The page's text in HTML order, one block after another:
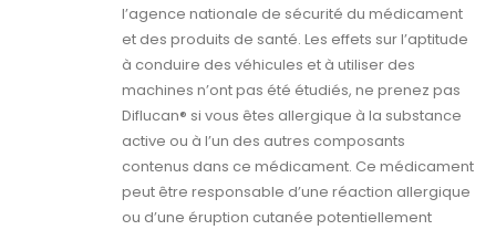
l’agence nationale de sécurité du médicament
et des produits de santé. Les effets sur l’aptitude
à conduire des véhicules et à utiliser des
machines n’ont pas été étudiés, ne prenez pas
Diflucan® si vous êtes allergique à la substance
active ou à l’un des autres composants
contenus dans ce médicament. Ce médicament
peut être responsable d’une réaction allergique
ou d’une éruption cutanée potentiellement